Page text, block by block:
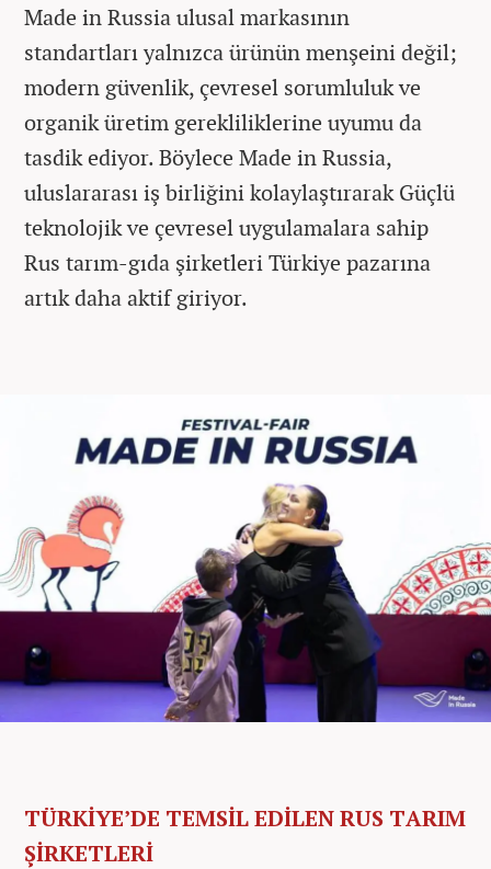
Made in Russia ulusal markasının
standartları yalnızca ürünün menşeini değil;
modern güvenlik, çevresel sorumluluk ve
organik üretim gerekliliklerine uyumu da
tasdik ediyor. Böylece Made in Russia,
uluslararası iş birliğini kolaylaştırarak Güçlü
teknolojik ve çevresel uygulamalara sahip
Rus tarım-gıda şirketleri Türkiye pazarına
artık daha aktif giriyor.
TÜRKİYE’DE TEMSİL EDİLEN RUS TARIM
ŞİRKETLERİ